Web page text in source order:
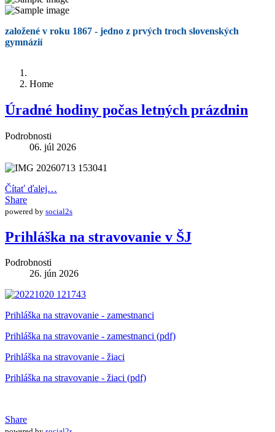
založené v roku 1867 - jedno z prvých troch slovenských
gymnázií
Home
Úradné hodiny počas letných prázdnin
Podrobnosti
06. júl 2026
Čítať ďalej…
Share
powered by social2s
Prihláška na stravovanie v ŠJ
Podrobnosti
26. jún 2026
Prihláška na stravovanie - zamestnanci
Prihláška na stravovanie - zamestnanci (pdf)
Prihláška na stravovanie - žiaci
Prihláška na stravovanie - žiaci (pdf)
Share